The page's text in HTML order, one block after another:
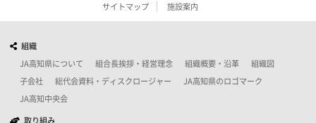
サイトマップ 施設案内
組織
JA高知県について 組合長挨拶・経営理念 組織概要・沿革 組織図
子会社 総代会資料・ディスクロージャー JA高知県のロゴマーク
JA高知中央会
取り組み